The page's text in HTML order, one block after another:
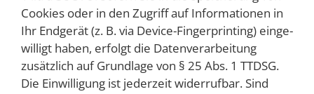
Coo­kies oder in den Zugriff auf Infor­ma­tio­nen in
Ihr End­ge­rät (z. B. via Device-Fin­ger­prin­ting) ein­ge­
wil­ligt haben, erfolgt die Daten­ver­ar­bei­tung
zusätz­lich auf Grund­la­ge von § 25 Abs. 1 TTDSG.
Die Ein­wil­li­gung ist jeder­zeit wider­ruf­bar. Sind